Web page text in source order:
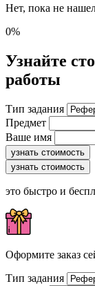
Нет, пока не
0%
Узнайте
работы
Тип задания
Предмет
Ваше имя
узнать стоимость
узнать стоимость
это быстро и
Оформите заказ
Тип задания